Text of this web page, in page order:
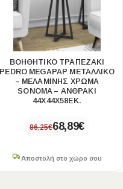
ΒΟΗΘΗΤΙΚΌ ΤΡΑΠΕΖΆΚΙ
PEDRO MEGAPAP ΜΕΤΑΛΛΙΚΌ
– ΜΕΛΑΜΊΝΗΣ ΧΡΏΜΑ
SONOMA – ΑΝΘΡΑΚΊ
44X44X58ΕΚ.
86,25€68,89€
Αποστολή στο χώρο σου